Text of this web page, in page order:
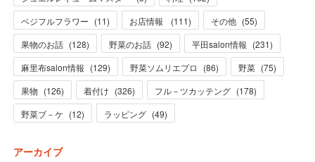
ベジフルフラワー (11) お店情報 (111) その他 (55)
果物のお話 (128) 野菜のお話 (92) 平田salon情報 (231)
麻里布salon情報 (129) 野菜ソムリエプロ (86) 野菜 (75)
果物 (126) 着付け (326) フル－ツカッテング (178)
野菜ブ－ケ (12) ラッピング (49)
アーカイブ